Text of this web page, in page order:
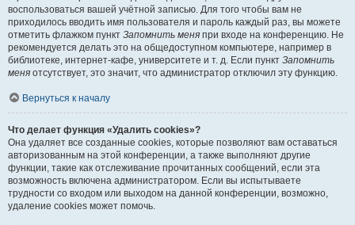
воспользоваться вашей учётной записью. Для того чтобы вам не
приходилось вводить имя пользователя и пароль каждый раз, вы можете
отметить флажком пункт Запомнить меня при входе на конференцию. Не
рекомендуется делать это на общедоступном компьютере, например в
библиотеке, интернет-кафе, университете и т. д. Если пункт Запомнить
меня отсутствует, это значит, что администратор отключил эту функцию.
Вернуться к началу
Что делает функция «Удалить cookies»?
Она удаляет все созданные cookies, которые позволяют вам оставаться
авторизованным на этой конференции, а также выполняют другие
функции, такие как отслеживание прочитанных сообщений, если эта
возможность включена администратором. Если вы испытываете
трудности со входом или выходом на данной конференции, возможно,
удаление cookies может помочь.